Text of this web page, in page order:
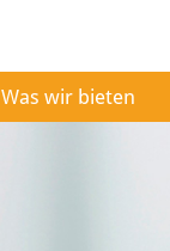
Was wir bieten